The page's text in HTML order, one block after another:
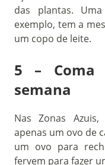
das plantas.
exemplo, tem a
um copo de leite.
5 –
semana
Nas Zonas
apenas um ovo de
um ovo para
fervem para fazer